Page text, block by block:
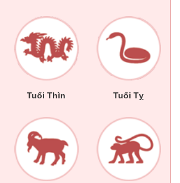
Tuổi Thìn Tuổi Tỵ